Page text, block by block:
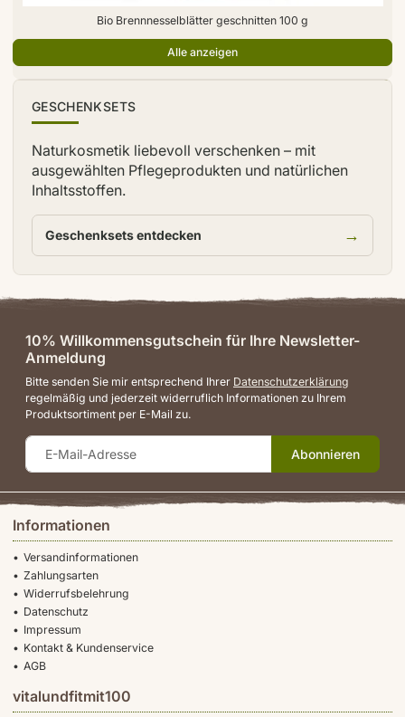
Bio Brennnesselblätter geschnitten 100 g
Alle anzeigen
GESCHENKSETS
Naturkosmetik liebevoll verschenken – mit
ausgewählten Pflegeprodukten und natürlichen
Inhaltsstoffen.
Geschenksets entdecken →
Informationen
Versandinformationen
Zahlungsarten
Widerrufsbelehrung
Datenschutz
Impressum
Kontakt & Kundenservice
AGB
vitalundfitmit100
10% Willkommensgutschein für Ihre Newsletter-
Anmeldung
Bitte senden Sie mir entsprechend Ihrer Datenschutzerklärung
regelmäßig und jederzeit widerruflich Informationen zu Ihrem
Produktsortiment per E-Mail zu.
Abonnieren